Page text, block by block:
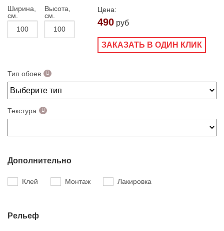
Ширина,
см.
Высота,
см.
Цена:
490 руб
ЗАКАЗАТЬ В ОДИН КЛИК
Тип обоев
Текстура
Дополнительно
Клей Монтаж Лакировка
Рельеф